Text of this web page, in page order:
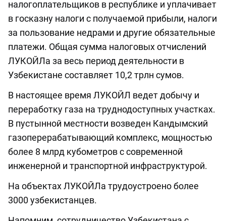
налогоплательщиков в республике и уплачивает
в госказну налоги с получаемой прибыли, налоги
за пользование недрами и другие обязательные
платежи. Общая сумма налоговых отчислений
ЛУКОЙЛа за весь период деятельности в
Узбекистане составляет 10,2 трлн сумов.
В настоящее время ЛУКОЙЛ ведет добычу и
переработку газа на труднодоступных участках.
В пустынной местности возведен Кандымский
газоперерабатывающий комплекс, мощностью
более 8 млрд кубометров с современной
инженерной и транспортной инфраструктурой.
На объектах ЛУКОЙЛа трудоустроено более
3000 узбекистанцев.